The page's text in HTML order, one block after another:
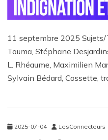
11 septembre 2025
Touma, Stéphane
L. Rhéaume, Maximilien
Sylvain Bédard, Cossette,
2025-07-04 LesConnecteurs